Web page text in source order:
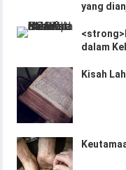
yang
dalam
Kisah